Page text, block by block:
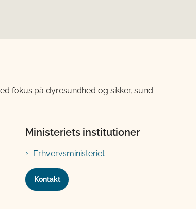
fokus på dyresundhed og sikker, sund
Ministeriets institutioner
Erhvervsministeriet
Kontakt